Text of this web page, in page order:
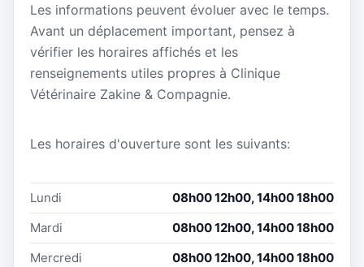
Les informations peuvent évoluer avec le temps.
Avant un déplacement important, pensez à
vérifier les horaires affichés et les
renseignements utiles propres à Clinique
Vétérinaire Zakine & Compagnie.
Les horaires d'ouverture sont les suivants:
Lundi
08h00 12h00, 14h00 18h00
Mardi
08h00 12h00, 14h00 18h00
Mercredi
08h00 12h00, 14h00 18h00